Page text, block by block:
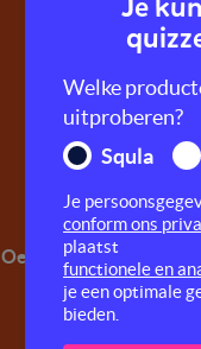
Oefen met de letter o.
Welke
uitproberen?
Squla
Je
conform ons
plaatst
functionele en
je een optimale
bieden.